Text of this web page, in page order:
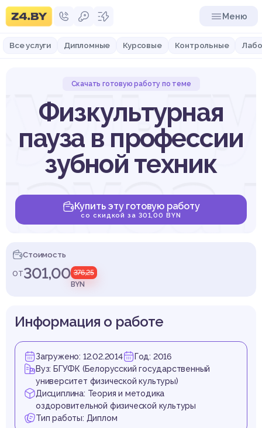
Меню
Все услуги Дипломные Курсовые Контрольные
Скачать готовую работу по теме
Физкультурная
пауза в профессии
зубной техник
Купить эту готовую работу
со скидкой за 301,00 BYN
Стоимость
от301,00 376,25
BYN
Информация о работе
Загружено: 12.02.2014
Год: 2016
Вуз: БГУФК (Белорусский государственный
университет физической культуры)
Дисциплина: Теория и методика
оздоровительной физической культуры
Тип работы: Диплом